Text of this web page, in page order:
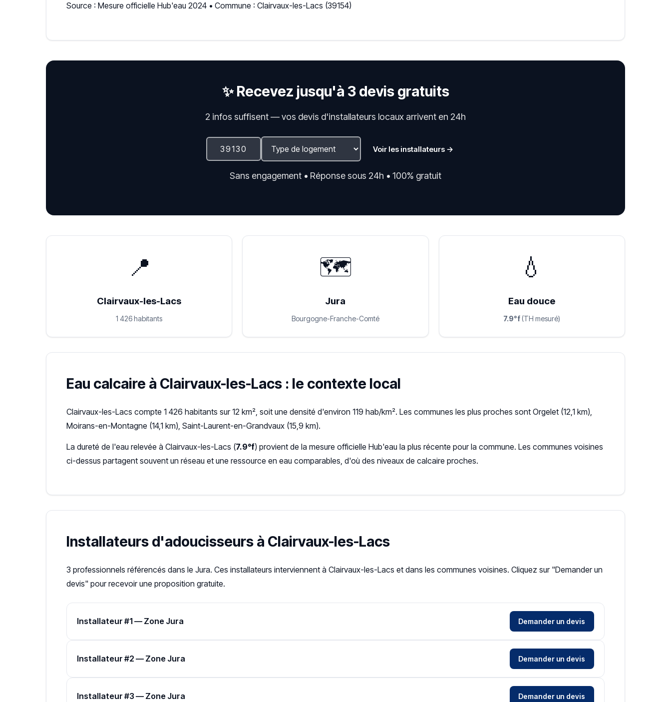
Source : Mesure officielle Hub'eau 2024 • Commune : Clairvaux-les-Lacs (39154)
✨ Recevez jusqu'à 3 devis gratuits
2 infos suffisent — vos devis d'installateurs locaux arrivent en 24h
Voir les installateurs →
Sans engagement • Réponse sous 24h • 100% gratuit
📍
Clairvaux-les-Lacs
1 426 habitants
🗺️
Jura
Bourgogne-Franche-Comté
💧
Eau douce
7.9°f (TH mesuré)
Eau calcaire à Clairvaux-les-Lacs : le contexte local
Clairvaux-les-Lacs compte 1 426 habitants sur 12 km², soit une densité d'environ 119 hab/km². Les communes les plus proches sont Orgelet (12,1 km),
Moirans-en-Montagne (14,1 km), Saint-Laurent-en-Grandvaux (15,9 km).
La dureté de l'eau relevée à Clairvaux-les-Lacs (7.9°f) provient de la mesure officielle Hub'eau la plus récente pour la commune. Les communes voisines
ci-dessus partagent souvent un réseau et une ressource en eau comparables, d'où des niveaux de calcaire proches.
Installateurs d'adoucisseurs à Clairvaux-les-Lacs
3 professionnels référencés dans le Jura. Ces installateurs interviennent à Clairvaux-les-Lacs et dans les communes voisines. Cliquez sur "Demander un
devis" pour recevoir une proposition gratuite.
Installateur #1 — Zone Jura Demander un devis
Installateur #2 — Zone Jura Demander un devis
Installateur #3 — Zone Jura Demander un devis